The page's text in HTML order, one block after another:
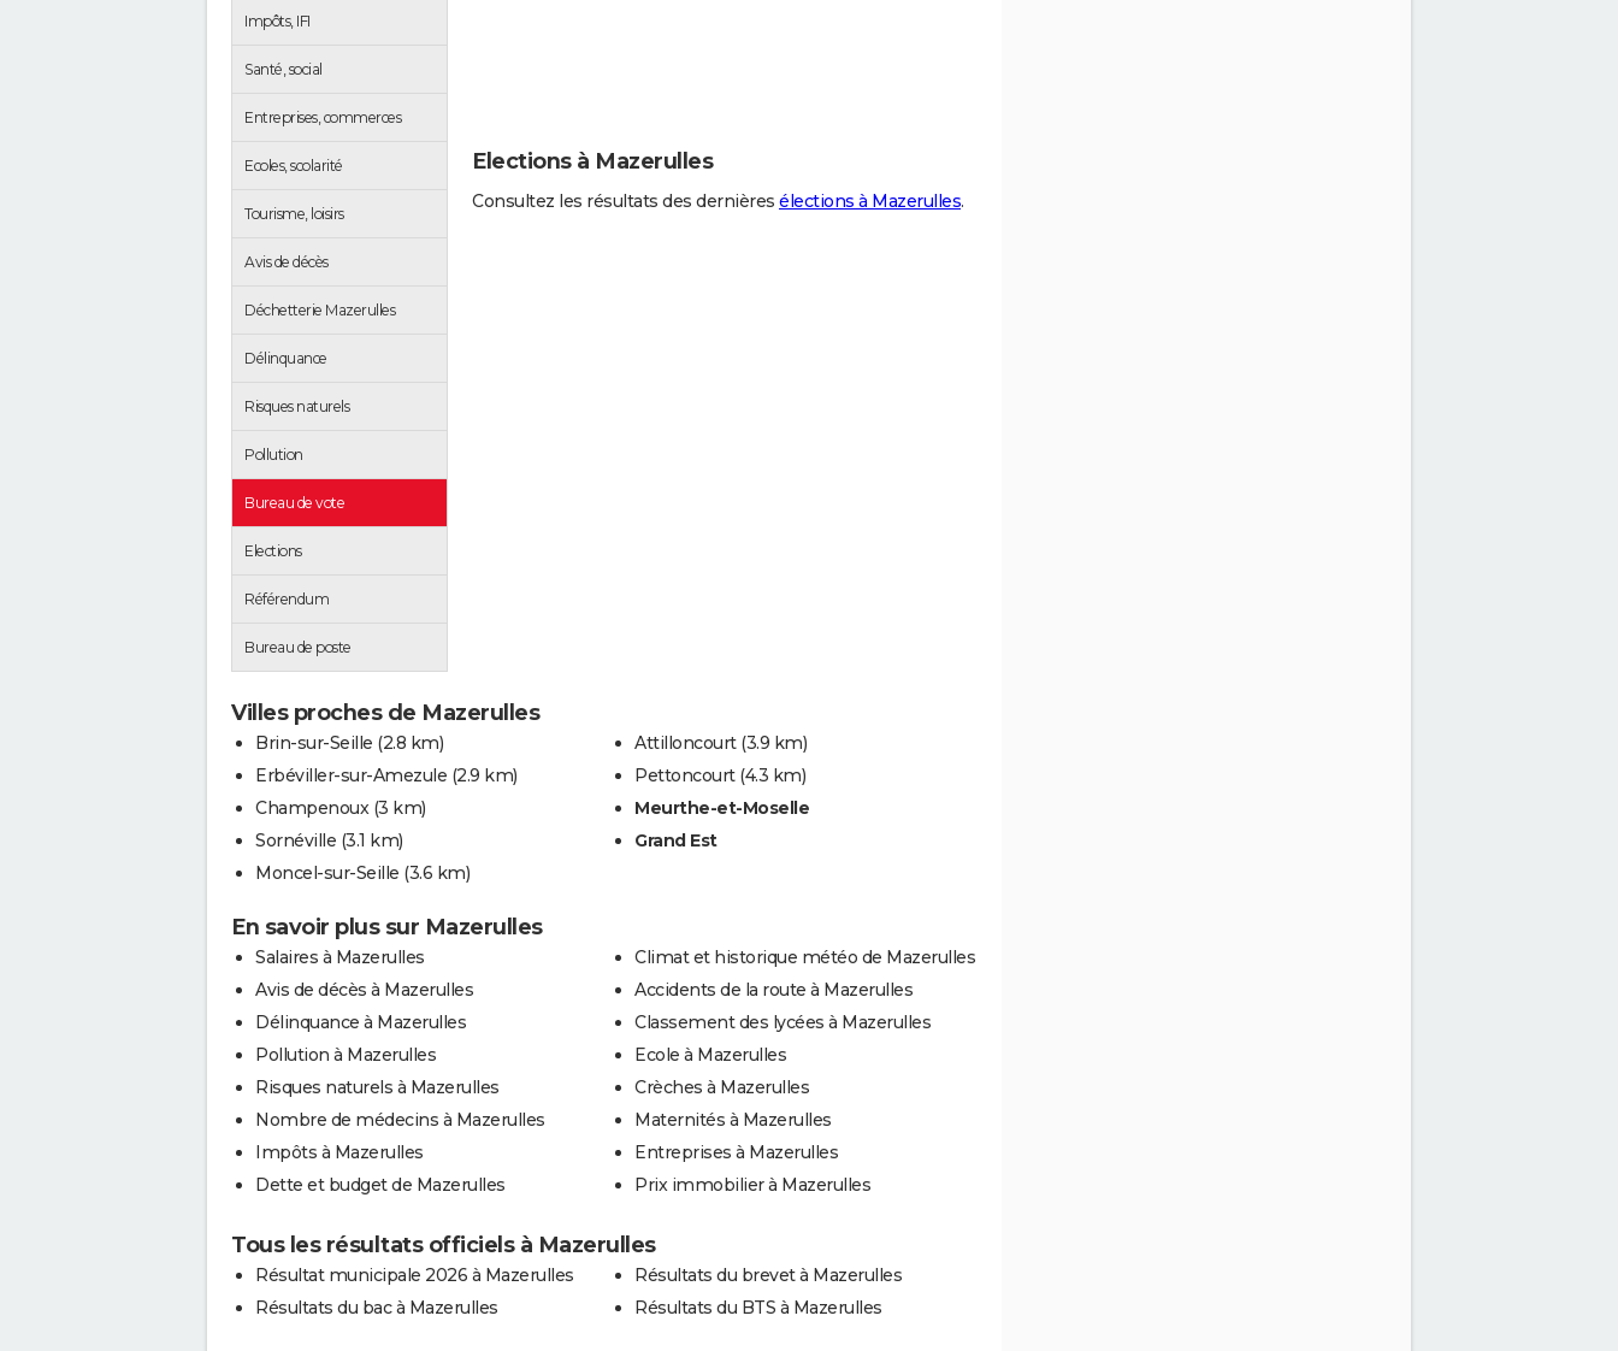
Impôts, IFI
Santé, social
Entreprises, commerces
Ecoles, scolarité
Tourisme, loisirs
Avis de décès
Déchetterie Mazerulles
Délinquance
Risques naturels
Pollution
Bureau de vote
Elections
Référendum
Bureau de poste
Elections à Mazerulles
Consultez les résultats des dernières élections à Mazerulles.
Villes proches de Mazerulles
Brin-sur-Seille (2.8 km)
Erbéviller-sur-Amezule (2.9 km)
Champenoux (3 km)
Sornéville (3.1 km)
Moncel-sur-Seille (3.6 km)
Attilloncourt (3.9 km)
Pettoncourt (4.3 km)
Meurthe-et-Moselle
Grand Est
En savoir plus sur Mazerulles
Salaires à Mazerulles
Avis de décès à Mazerulles
Délinquance à Mazerulles
Pollution à Mazerulles
Risques naturels à Mazerulles
Nombre de médecins à Mazerulles
Impôts à Mazerulles
Dette et budget de Mazerulles
Climat et historique météo de Mazerulles
Accidents de la route à Mazerulles
Classement des lycées à Mazerulles
Ecole à Mazerulles
Crèches à Mazerulles
Maternités à Mazerulles
Entreprises à Mazerulles
Prix immobilier à Mazerulles
Tous les résultats officiels à Mazerulles
Résultat municipale 2026 à Mazerulles
Résultats du bac à Mazerulles
Résultats du brevet à Mazerulles
Résultats du BTS à Mazerulles